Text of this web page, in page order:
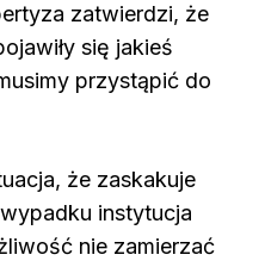
zatwierdzi, że
się jakieś
przystąpić do
że zaskakuje
instytucja
nie zamierzać